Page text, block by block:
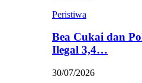
Peristiwa
Bea Cukai dan
Ilegal 3,4…
30/07/2026